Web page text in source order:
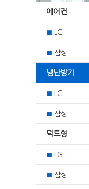
에어컨
■ LG
■ 삼성
냉난방기
■ LG
■ 삼성
덕트형
■ LG
■ 삼성